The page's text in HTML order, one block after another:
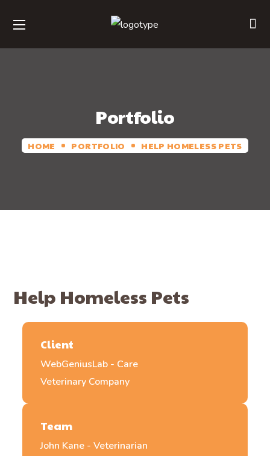
Portfolio
HOME PORTFOLIO HELP HOMELESS PETS
Help Homeless Pets
Client
WebGeniusLab - Care
Veterinary Company
Team
John Kane - Veterinarian